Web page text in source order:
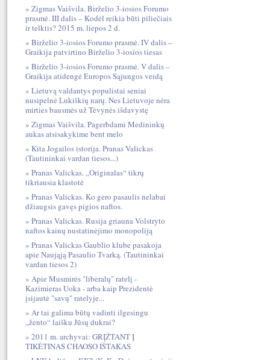
Zigmas Vaišvila. Birželio 3-iosios Forumo
prasmė. III dalis – Kodėl reikia būti piliečiais
ir telktis? 2015 m. liepos 2 d.
Birželio 3-iosios Forumo prasmė. IV dalis –
Graikija patvirtino Birželio 3-iosios tiesas
Birželio 3-iosios Forumo prasmė. V dalis –
Graikija atidengė Europos Sąjungos veidą
Lietuvą valdantys populistai seniai
nusipelnė Lukiškių narų. Nes Lietuvoje nėra
mirties bausmės už Tėvynės išdavystę
Zigmas Vaišvila. Pagerbdami Medininkų
aukas atsisakykime bent melo
Kita Jogailos istorija. Pranas Valickas
(Tautininkai vardan tiesos...)
Pranas Valickas. „Originalas“ tikrų
tikriausia klastotė
Pranas Valickas. Ko gero pasaulis nelabai
džiaugsis gavęs pigios naftos.
Pranas Valickas. Rusija griauna Volstryto
naftos kainų nustatinėjimo monopoliją
Pranas Valickas Gaublio klube pasakoja
apie Naująją Pasaulio Tvarką. (Tautininkai
vardan tiesos 2)
Apie Musmirės "liberalų" ratelį -
Kazimieras Uoka - arba kaip Prezidentė
įsijautė "savų" ratelyje...
Ar tai galima būtų vadinti ilgesingu
„žento“ laišku Jūsų dukrai?
2011 m. archyvai: GRĮŽTANT Į
TIKĖTINAS CHAOSO IŠTAKAS